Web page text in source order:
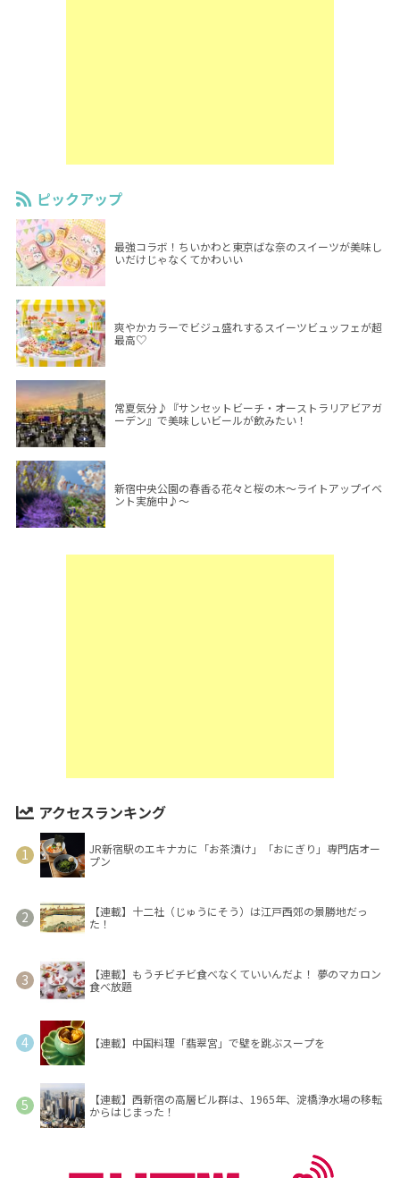
ピックアップ
最強コラボ！ちいかわと東京ばな奈のスイーツが美味し
いだけじゃなくてかわいい
爽やかカラーでビジュ盛れするスイーツビュッフェが超
最高♡
常夏気分♪『サンセットビーチ・オーストラリアビアガ
ーデン』で美味しいビールが飲みたい！
新宿中央公園の春香る花々と桜の木～ライトアップイベ
ント実施中♪～
アクセスランキング
JR新宿駅のエキナカに「お茶漬け」「おにぎり」専門店オー
プン
【連載】十二社（じゅうにそう）は江戸西郊の景勝地だっ
た！
【連載】もうチビチビ食べなくていいんだよ！ 夢のマカロン
食べ放題
【連載】中国料理「翡翠宮」で壁を跳ぶスープを
【連載】西新宿の高層ビル群は、1965年、淀橋浄水場の移転
からはじまった！